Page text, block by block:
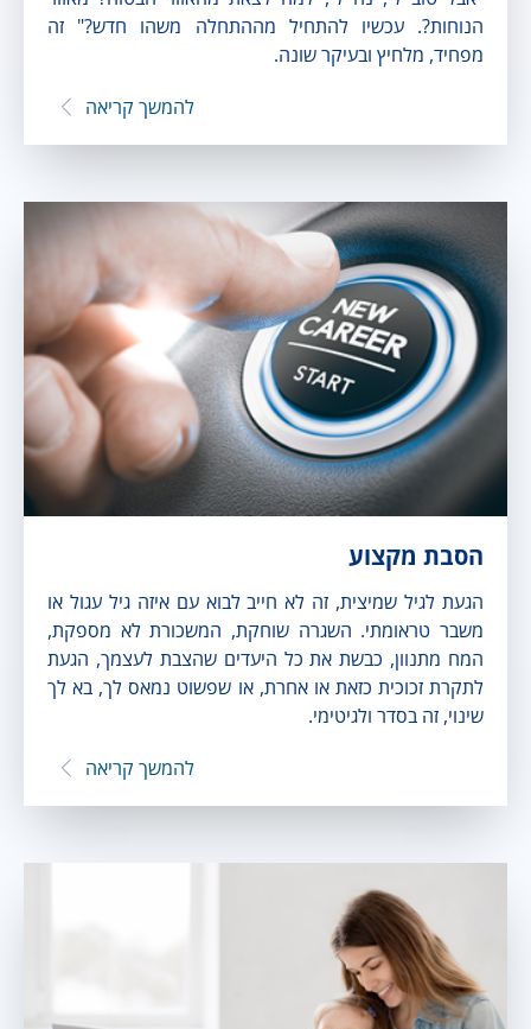
הנוחות?. עכשיו להתחיל מההתחלה משהו חדש?" זה
מפחיד, מלחיץ ובעיקר שונה.
להמשך קריאה
הסבת מקצוע
הגעת לגיל שמיצית, זה לא חייב לבוא עם איזה גיל עגול או
משבר טראומתי. השגרה שוחקת, המשכורת לא מספקת,
המח מתנוון, כבשת את כל היעדים שהצבת לעצמך, הגעת
לתקרת זכוכית כזאת או אחרת, או שפשוט נמאס לך, בא לך
שינוי, זה בסדר ולגיטימי.
להמשך קריאה